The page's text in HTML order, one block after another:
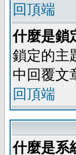
回頂端
什麼是鎖
鎖定的主
中回覆文
回頂端
什麼是系